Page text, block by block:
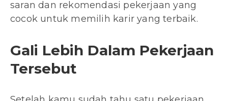
saran dan rekomendasi pekerjaan yang
cocok untuk memilih karir yang terbaik.
Gali Lebih Dalam Pekerjaan
Tersebut